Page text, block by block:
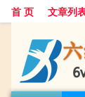
首 页 文章列